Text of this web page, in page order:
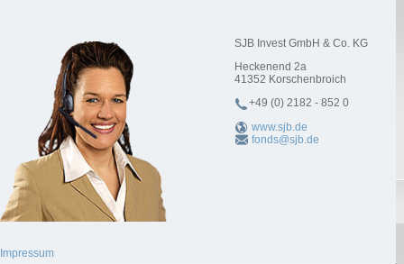
SJB Invest GmbH & Co. KG
Heckenend 2a
41352 Korschenbroich
+49 (0) 2182 - 852 0
www.sjb.de
fonds@sjb.de
Impressum